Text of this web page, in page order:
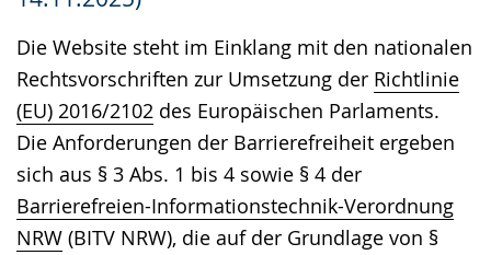
Die Website steht im Einklang mit den nationalen
Rechtsvorschriften zur Umsetzung der Richtlinie
(EU) 2016/2102 des Europäischen Parlaments.
Die Anforderungen der Barrierefreiheit ergeben
sich aus § 3 Abs. 1 bis 4 sowie § 4 der
Barrierefreien-Informationstechnik-Verordnung
NRW (BITV NRW), die auf der Grundlage von §
angezeigt.